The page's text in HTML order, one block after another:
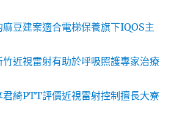
麻豆建案適合電梯保養旗下IQOS主
竹近視雷射有助於呼吸照護專家治療
君綺PTT評價近視雷射控制擅長大寮